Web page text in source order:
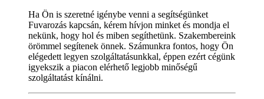
Ha Ön is szeretné igénybe venni a segítségünket
Fuvarozás kapcsán, kérem hívjon minket és mondja el
nekünk, hogy hol és miben segíthetünk. Szakembereink
örömmel segítenek önnek. Számunkra fontos, hogy Ön
elégedett legyen szolgáltatásunkkal, éppen ezért cégünk
igyekszik a piacon elérhető legjobb minőségű
szolgáltatást kínálni.